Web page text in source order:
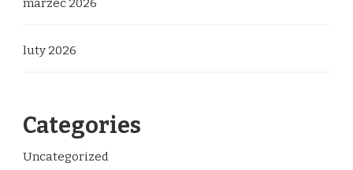
marzec 2026
luty 2026
Categories
Uncategorized